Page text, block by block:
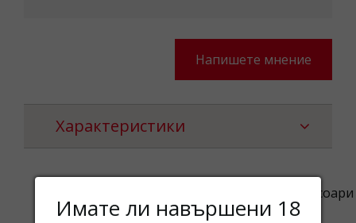
Напишете мнение
Характеристики
Пръстени,Бижутерия,Аксесоари
Имате ли навършени 18